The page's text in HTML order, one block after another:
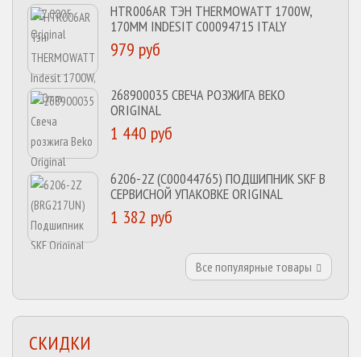
HTR006AR ТЭН THERMOWATT 1700W,
170MM INDESIT C00094715 ITALY
979 руб
268900035 СВЕЧА РОЗЖИГА BEKO
ORIGINAL
1 440 руб
6206-2Z (C00044765) ПОДШИПНИК SKF В
СЕРВИСНОЙ УПАКОВКЕ ORIGINAL
1 382 руб
Все популярные товары
СКИДКИ